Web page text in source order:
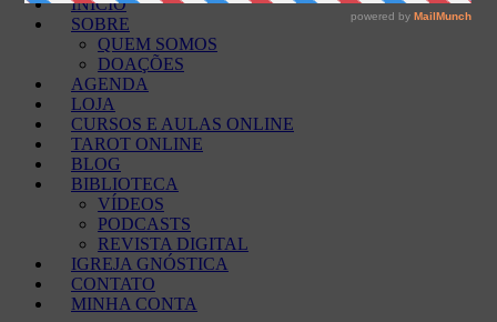
INÍCIO
SOBRE
QUEM SOMOS
DOAÇÕES
AGENDA
LOJA
CURSOS E AULAS ONLINE
TAROT ONLINE
BLOG
BIBLIOTECA
VÍDEOS
PODCASTS
REVISTA DIGITAL
IGREJA GNÓSTICA
CONTATO
MINHA CONTA